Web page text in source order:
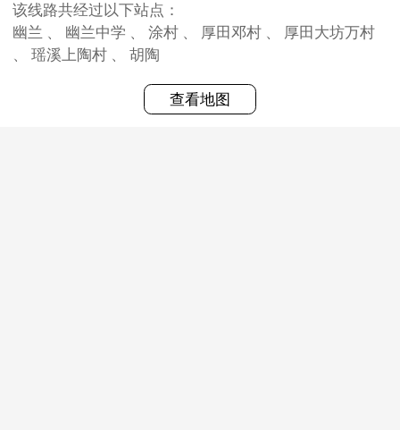
该线路共经过以下站点：
幽兰 、 幽兰中学 、 涂村 、 厚田邓村 、 厚田大坊万村
、 瑶溪上陶村 、 胡陶
查看地图